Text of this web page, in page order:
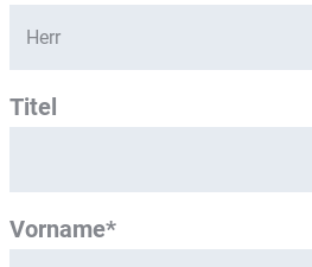
Titel
Vorname*